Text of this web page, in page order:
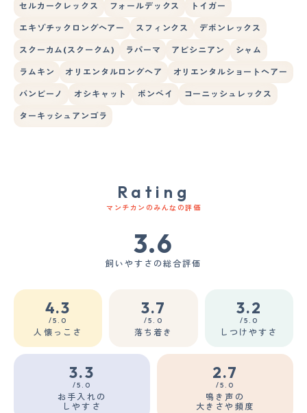
セルカークレックス フォールデックス トイガー
エキゾチックロングヘアー スフィンクス デボンレックス
スクーカム(スクークム) ラパーマ アビシニアン シャム
ラムキン オリエンタルロングヘア オリエンタルショートヘアー
バンビーノ オシキャット ボンベイ コーニッシュレックス
ターキッシュアンゴラ
Rating
マンチカンのみんなの評価
3.6
飼いやすさの総合評価
4.3
/5.0
人懐っこさ
3.7
/5.0
落ち着き
3.2
/5.0
しつけやすさ
3.3
/5.0
お手入れの
しやすさ
2.7
/5.0
鳴き声の
大きさや頻度